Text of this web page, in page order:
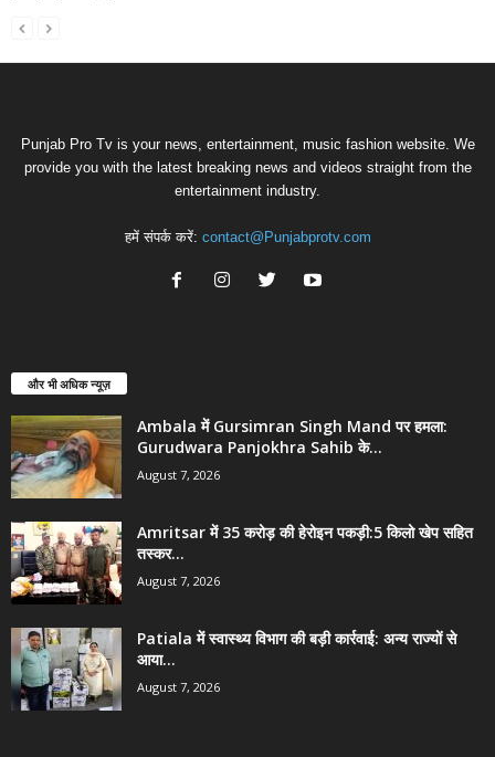
Punjab Pro Tv is your news, entertainment, music fashion website. We
provide you with the latest breaking news and videos straight from the
entertainment industry.
हमें संपर्क करें: contact@Punjabprotv.com
और भी अधिक न्यूज़
Ambala में Gursimran Singh Mand पर हमला:
Gurudwara Panjokhra Sahib के...
August 7, 2026
Amritsar में 35 करोड़ की हेरोइन पकड़ी:5 किलो खेप सहित
तस्कर...
August 7, 2026
Patiala में स्वास्थ्य विभाग की बड़ी कार्रवाई: अन्य राज्यों से
आया...
August 7, 2026